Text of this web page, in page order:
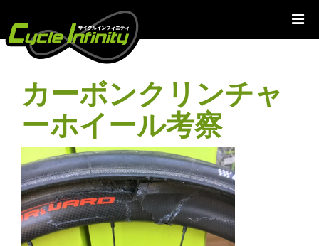
テ
カーボンクリンチャ
ーホイール考察